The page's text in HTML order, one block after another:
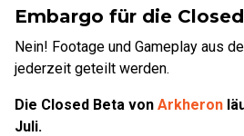
Embargo für die
Nein! Footage und Gameplay aus
jederzeit geteilt werden.
Die Closed Beta von Arkheron
Juli.